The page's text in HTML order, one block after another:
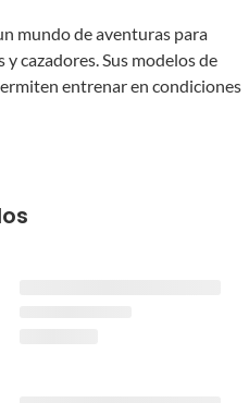
mundo de aventuras para
cazadores. Sus modelos de
entrenar en condiciones